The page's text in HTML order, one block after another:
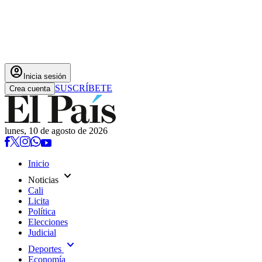
account_circle Inicia sesión
Crea cuenta SUSCRÍBETE
lunes, 10 de agosto de 2026
Inicio
Noticias expand_more
Cali
Licita
Política
Elecciones
Judicial
Deportes expand_more
Economía